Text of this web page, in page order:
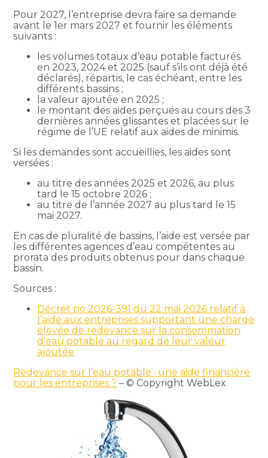
Pour 2027, l’entreprise devra faire sa demande
avant le 1er mars 2027 et fournir les éléments
suivants :
les volumes totaux d’eau potable facturés
en 2023, 2024 et 2025 (sauf s’ils ont déjà été
déclarés), répartis, le cas échéant, entre les
différents bassins ;
la valeur ajoutée en 2025 ;
le montant des aides perçues au cours des 3
dernières années glissantes et placées sur le
régime de l’UE relatif aux aides de minimis.
Si les demandes sont accueillies, les aides sont
versées :
au titre des années 2025 et 2026, au plus
tard le 15 octobre 2026 ;
au titre de l’année 2027 au plus tard le 15
mai 2027.
En cas de pluralité de bassins, l’aide est versée par
les différentes agences d’eau compétentes au
prorata des produits obtenus pour dans chaque
bassin.
Sources :
Décret no 2026-391 du 22 mai 2026 relatif à
l’aide aux entreprises supportant une charge
élevée de redevance sur la consommation
d’eau potable au regard de leur valeur
ajoutée
Redevance sur l’eau potable : une aide financière
pour les entreprises ? – © Copyright WebLex